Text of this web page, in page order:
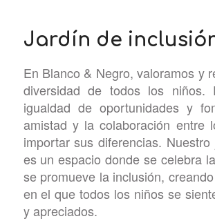
Jardín de
En Blanco & Negro, valoramos y
diversidad de todos los niños.
igualdad de oportunidades y
amistad y la colaboración entre
importar sus diferencias.
es un espacio donde se celebra
se promueve la inclusión,
en el que todos los niños se
y apreciados.